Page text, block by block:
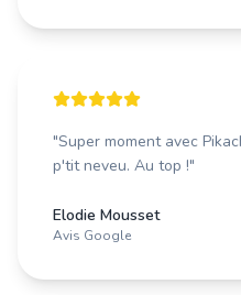
"Super moment avec
p'tit neveu. Au top !"
Elodie Mousset
Avis Google